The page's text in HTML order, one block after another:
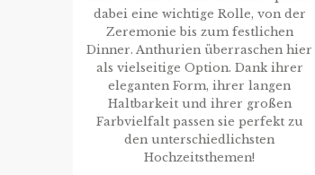
dabei eine wichtige Rolle, von der
Zeremonie bis zum festlichen
Dinner. Anthurien überraschen hier
als vielseitige Option. Dank ihrer
eleganten Form, ihrer langen
Haltbarkeit und ihrer großen
Farbvielfalt passen sie perfekt zu
den unterschiedlichsten
Hochzeitsthemen!